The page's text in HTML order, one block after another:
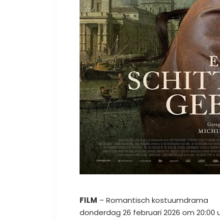
FILM – Romantisch kostuumdrama
donderdag 26 februari 2026 om 20:00